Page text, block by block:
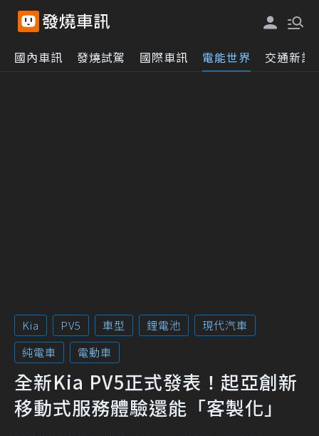
國內車訊 發燒試駕 國際車訊 電能世界 交通新訊
Kia PV5 車型 鋰電池
現代汽車
純電車
電動車
全新Kia PV5正式發表！起亞創新
移動式服務體驗還能「客製化」